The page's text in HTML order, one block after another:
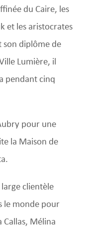
du Caire, les
et les aristocrates
son diplôme de
Lumière, il
pendant cinq
pour une
la Maison de
clientèle
le monde pour
Callas, Mélina